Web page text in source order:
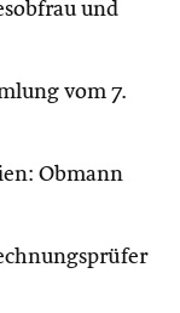
und
vom 7.
Obmann